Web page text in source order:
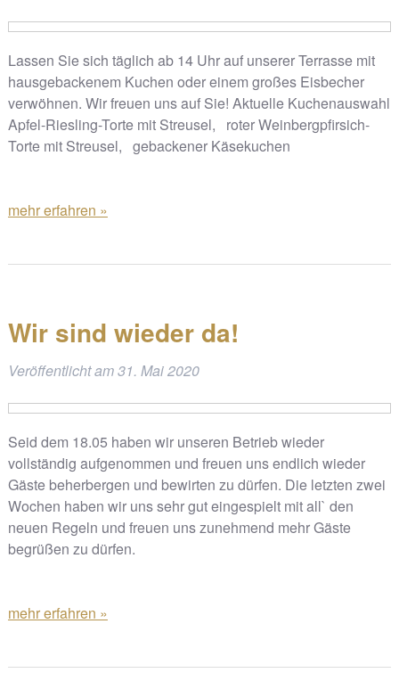
Lassen Sie sich täglich ab 14 Uhr auf unserer Terrasse mit
hausgebackenem Kuchen oder einem großes Eisbecher
verwöhnen. Wir freuen uns auf Sie! Aktuelle Kuchenauswahl
Apfel-Riesling-Torte mit Streusel, roter Weinbergpfirsich-
Torte mit Streusel, gebackener Käsekuchen
mehr erfahren »
Wir sind wieder da!
Veröffentlicht am31. Mai 2020
Seid dem 18.05 haben wir unseren Betrieb wieder
vollständig aufgenommen und freuen uns endlich wieder
Gäste beherbergen und bewirten zu dürfen. Die letzten zwei
Wochen haben wir uns sehr gut eingespielt mit all` den
neuen Regeln und freuen uns zunehmend mehr Gäste
begrüßen zu dürfen.
mehr erfahren »